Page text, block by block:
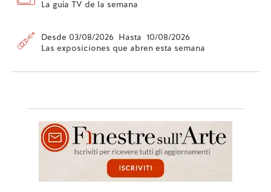
La guía TV de la semana
Desde 03/08/2026 Hasta 10/08/2026
Las exposiciones que abren esta semana